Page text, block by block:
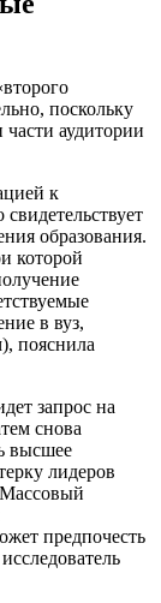
поскольку
аудитории
к
образования.
которой
в вуз,
пояснила
запрос на
снова
высшее
лидеров
предпочесть